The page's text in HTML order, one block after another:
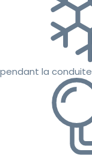
pendant la conduite